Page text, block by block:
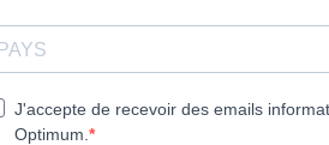
J'accepte de recevoir des emails
Optimum.